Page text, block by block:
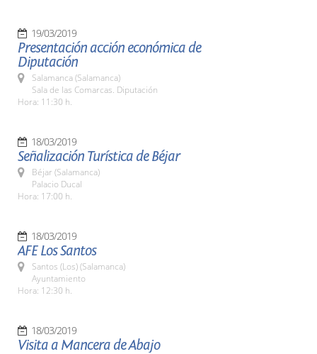
19/03/2019
Presentación acción económica de
Diputación
Salamanca (Salamanca)
Sala de las Comarcas. Diputación
Hora: 11:30 h.
18/03/2019
Señalización Turística de Béjar
Béjar (Salamanca)
Palacio Ducal
Hora: 17:00 h.
18/03/2019
AFE Los Santos
Santos (Los) (Salamanca)
Ayuntamiento
Hora: 12:30 h.
18/03/2019
Visita a Mancera de Abajo